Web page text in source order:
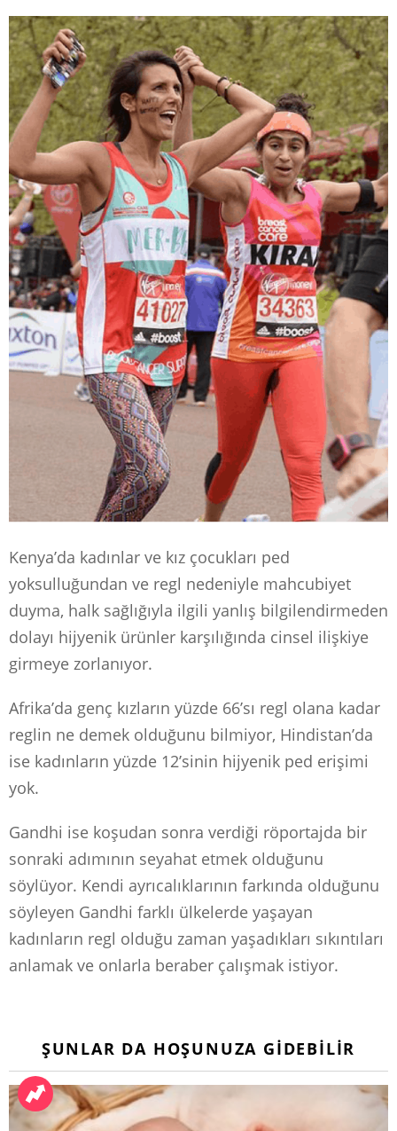
Kenya’da kadınlar ve kız çocukları ped
yoksulluğundan ve regl nedeniyle mahcubiyet
duyma, halk sağlığıyla ilgili yanlış bilgilendirmeden
dolayı hijyenik ürünler karşılığında cinsel ilişkiye
girmeye zorlanıyor.
Afrika’da genç kızların yüzde 66’sı regl olana kadar
reglin ne demek olduğunu bilmiyor, Hindistan’da
ise kadınların yüzde 12’sinin hijyenik ped erişimi
yok.
Gandhi ise koşudan sonra verdiği röportajda bir
sonraki adımının seyahat etmek olduğunu
söylüyor. Kendi ayrıcalıklarının farkında olduğunu
söyleyen Gandhi farklı ülkelerde yaşayan
kadınların regl olduğu zaman yaşadıkları sıkıntıları
anlamak ve onlarla beraber çalışmak istiyor.
ŞUNLAR DA HOŞUNUZA GIDEBILIR